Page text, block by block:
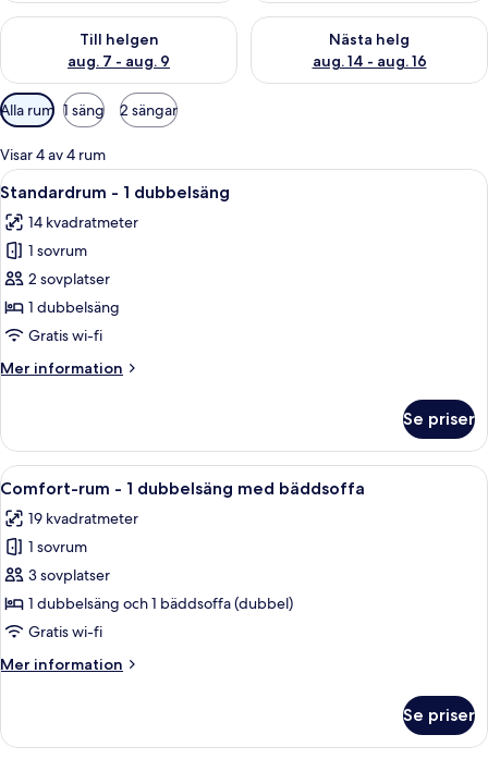
Till helgen
aug. 7 - aug. 9
Kontrollera tillgängligheten för den här helgen aug. 7 - aug. 9
Nästa helg
aug. 14 - aug. 16
Kontrollera tillgängligheten
Tillgängliga
filter
för
rum
Alla rum 1 säng 2 sängar
Visar 4 av 4 rum
Öppna
alla
foton
för
Standardrum
-
1
Ett hotellrum med en säng, ett
11
Standardrum - 1 dubbelsäng
14 kvadratmeter
1 sovrum
2 sovplatser
1 dubbelsäng
Gratis wi-fi
Mer information
Mer
-
dubbelsäng
Se priser
Öppna
alla
foton
för
Comfort-
rum
-
dubbelsäng
Ett hotellrum med en stor säng, två
7
Comfort-rum - 1 dubbelsäng med bäddsoffa
19 kvadratmeter
1 sovrum
3 sovplatser
1 dubbelsäng och 1 bäddsoffa (dubbel)
Gratis wi-fi
Mer information
Mer
rum
Se priser